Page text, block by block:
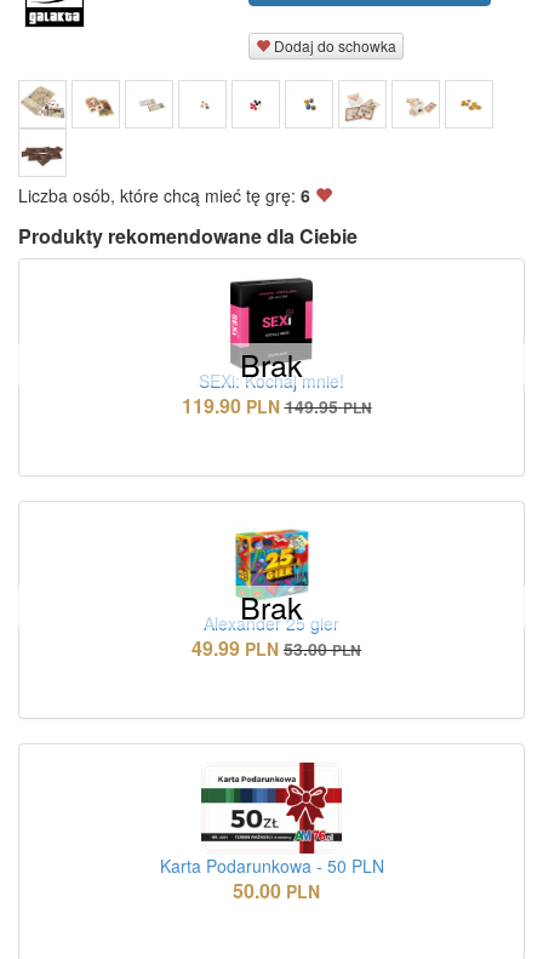
Dodaj do schowka
Liczba osób, które chcą mieć tę grę: 6
Produkty rekomendowane dla Ciebie
Brak
SEXi: Kochaj mnie!
119.90 PLN 149.95 PLN
Brak
Alexander 25 gier
49.99 PLN 53.00 PLN
Karta Podarunkowa - 50 PLN
50.00 PLN